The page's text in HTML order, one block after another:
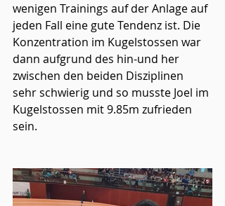
wenigen Trainings auf der Anlage auf
jeden Fall eine gute Tendenz ist. Die
Konzentration im Kugelstossen war
dann aufgrund des hin-und her
zwischen den beiden Disziplinen
sehr schwierig und so musste Joel im
Kugelstossen mit 9.85m zufrieden
sein.